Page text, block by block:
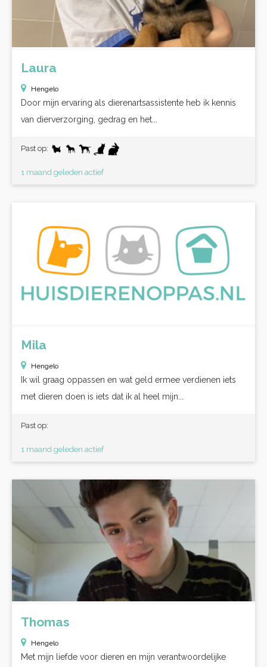
Laura
Hengelo
Door mijn ervaring als dierenartsassistente heb ik kennis
van dierverzorging, gedrag en het...
Past op:
1 maand geleden actief
Mila
Hengelo
Ik wil graag oppassen en wat geld ermee verdienen iets
met dieren doen is iets dat ik al heel mijn...
Past op:
1 maand geleden actief
Thomas
Hengelo
Met mijn liefde voor dieren en mijn verantwoordelijke